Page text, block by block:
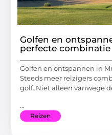
Golfen en
perfecte combinatie
Golfen en ontspannen in
Steeds meer reizigers
golf. Niet alleen vanwege
...
Reizen